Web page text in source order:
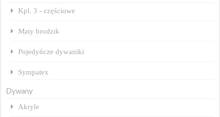
Kpl. 3 - częściowe
Maty brodzik
Pojedyńcze dywaniki
Sympatex
Dywany
Akryle